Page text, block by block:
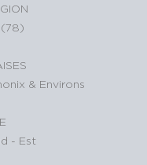
(78)
& Environs
- Est